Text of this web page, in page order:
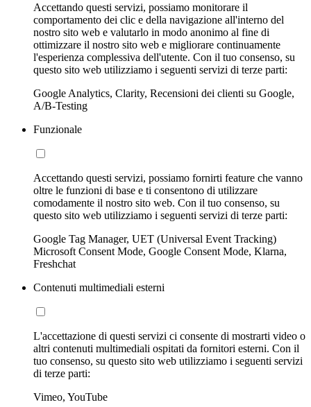
Accettando questi servizi, possiamo monitorare il
comportamento dei clic e della navigazione all'interno del
nostro sito web e valutarlo in modo anonimo al fine di
ottimizzare il nostro sito web e migliorare continuamente
l'esperienza complessiva dell'utente. Con il tuo consenso, su
questo sito web utilizziamo i seguenti servizi di terze parti:
Google Analytics, Clarity, Recensioni dei clienti su Google,
A/B-Testing
Funzionale
Accettando questi servizi, possiamo fornirti feature che vanno
oltre le funzioni di base e ti consentono di utilizzare
comodamente il nostro sito web. Con il tuo consenso, su
questo sito web utilizziamo i seguenti servizi di terze parti:
Google Tag Manager, UET (Universal Event Tracking)
Microsoft Consent Mode, Google Consent Mode, Klarna,
Freshchat
Contenuti multimediali esterni
L'accettazione di questi servizi ci consente di mostrarti video o
altri contenuti multimediali ospitati da fornitori esterni. Con il
tuo consenso, su questo sito web utilizziamo i seguenti servizi
di terze parti:
Vimeo, YouTube